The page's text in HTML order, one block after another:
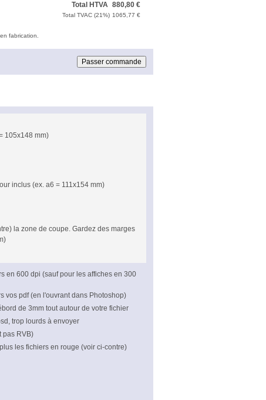
Total HTVA 880,80 €
Total TVAC (21%) 1065,77 €
fabrication.
105x148 mm)
inclus (ex. a6 = 111x154 mm)
la zone de coupe. Gardez des marges
en 600 dpi (sauf pour les affiches en 300
vos pdf (en l'ouvrant dans Photoshop)
de 3mm tout autour de votre fichier
trop lourds à envoyer
pas RVB)
les fichiers en rouge (voir ci-contre)